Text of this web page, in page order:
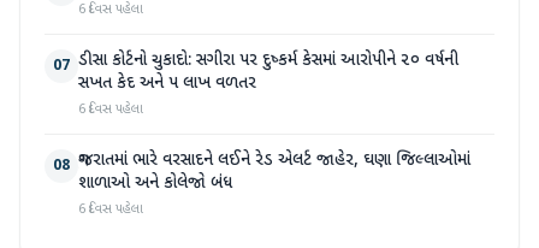
6 દિવસ પહેલા
07 ડીસા કોર્ટનો ચુકાદો: સગીરા પર દુષ્કર્મ કેસમાં આરોપીને ૨૦ વર્ષની
સખત કેદ અને ૫ લાખ વળતર
6 દિવસ પહેલા
08 ગુજરાતમાં ભારે વરસાદને લઈને રેડ એલર્ટ જાહેર, ઘણા જિલ્લાઓમાં
શાળાઓ અને કોલેજો બંધ
6 દિવસ પહેલા